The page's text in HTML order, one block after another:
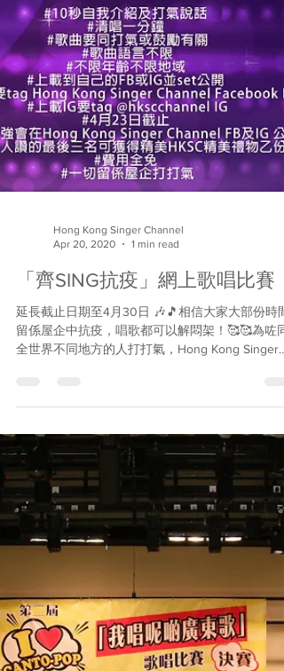
Apr 20, 2020
1 min read
「齊SING抗疫」網上歌唱比賽
延長截止日期至4月30日 🎶🎵相信大家大部份時間
留係屋企中抗疫，唱歌都可以解悶架！🥰🥰為咗同
同用歌Sing...